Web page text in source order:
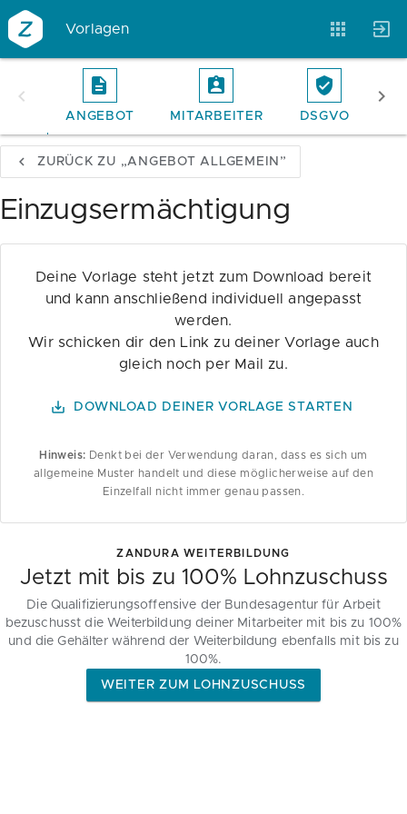
Vorlagen
Vorlagen Neukunden Unternehmen
Club
ANGEBOT MITARBEITER DSGVO
ZURÜCK ZU „ANGEBOT ALLGEMEIN”
Einzugsermächtigung
Deine Vorlage steht jetzt zum Download bereit
und kann anschließend individuell angepasst
werden.
Wir schicken dir den Link zu deiner Vorlage auch
gleich noch per Mail zu.
DOWNLOAD DEINER VORLAGE STARTEN
Hinweis: Denkt bei der Verwendung daran, dass es sich um
allgemeine Muster handelt und diese möglicherweise auf den
Einzelfall nicht immer genau passen.
ZANDURA WEITERBILDUNG
Jetzt mit bis zu 100% Lohnzuschuss
Die Qualifizierungsoffensive der Bundesagentur für Arbeit
bezuschusst die Weiterbildung deiner Mitarbeiter mit bis zu 100%
und die Gehälter während der Weiterbildung ebenfalls mit bis zu
100%.
WEITER ZUM LOHNZUSCHUSS